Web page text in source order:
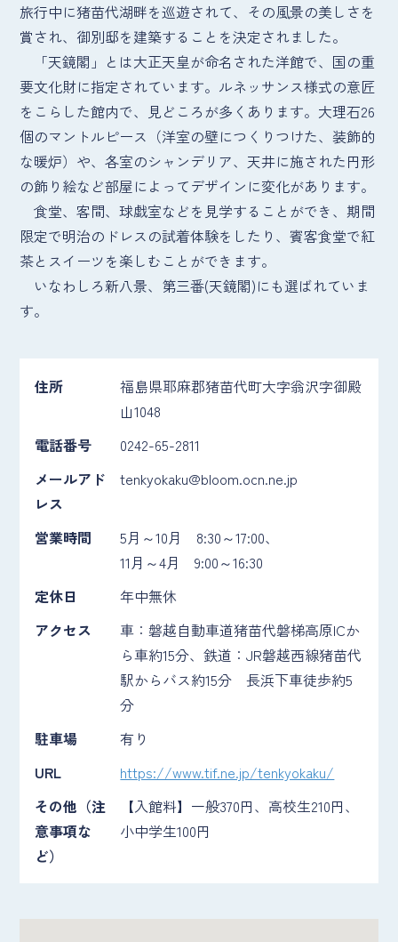
旅行中に猪苗代湖畔を巡遊されて、その風景の美しさを
賞され、御別邸を建築することを決定されました。
「天鏡閣」とは大正天皇が命名された洋館で、国の重
要文化財に指定されています。ルネッサンス様式の意匠
をこらした館内で、見どころが多くあります。大理石26
個のマントルピース（洋室の壁につくりつけた、装飾的
な暖炉）や、各室のシャンデリア、天井に施された円形
の飾り絵など部屋によってデザインに変化があります。
食堂、客間、球戯室などを見学することができ、期間
限定で明治のドレスの試着体験をしたり、賓客食堂で紅
茶とスイーツを楽しむことができます。
いなわしろ新八景、第三番(天鏡閣)にも選ばれていま
す。
住所
福島県耶麻郡猪苗代町大字翁沢字御殿
山1048
電話番号
0242-65-2811
メールアド
レス
tenkyokaku@bloom.ocn.ne.jp
営業時間
5月～10月 8:30～17:00、
11月～4月 9:00～16:30
定休日
年中無休
アクセス
車：磐越自動車道猪苗代磐梯高原ICか
ら車約15分、鉄道：JR磐越西線猪苗代
駅からバス約15分 長浜下車徒歩約5
分
駐車場
有り
URL
https://www.tif.ne.jp/tenkyokaku/
その他（注
意事項な
ど）
【入館料】一般370円、高校生210円、
小中学生100円